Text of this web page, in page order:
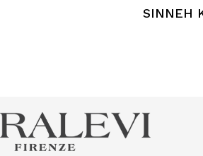
SINNEH